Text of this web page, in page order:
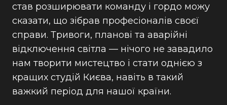
став розширювати команду і гордо можу
сказати, що зібрав професіоналів своєї
справи. Тривоги, планові та аварійні
відключення світла — нічого не завадило
нам творити мистецтво і стати однією з
кращих студій Києва, навіть в такий
важкий період для нашої країни.